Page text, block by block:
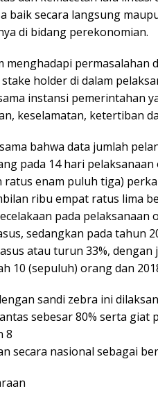
baik secara langsung
di bidang perekonomian.
menghadapi
holder di dalam
instansi pemerintahan
keselamatan, ketertiban
bahwa data jumlah
pada 14 hari
ratus enam puluh tiga)
ribu empat ratus lima
pada pelaksanaan
sedangkan pada tahun
atau turun 33%,
10 (sepuluh) orang dan
sandi zebra ini
sebesar 80% serta giat
8
secara nasional sebagai